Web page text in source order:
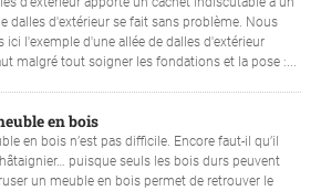
dalles d'extérieur se fait sans problème. Nous
ici l'exemple d'une allée de dalles d'extérieur
malgré tout soigner les fondations et la pose :...
en bois
en bois n’est pas difficile. Encore faut-il qu’il
puisque seuls les bois durs peuvent
un meuble en bois permet de retrouver le